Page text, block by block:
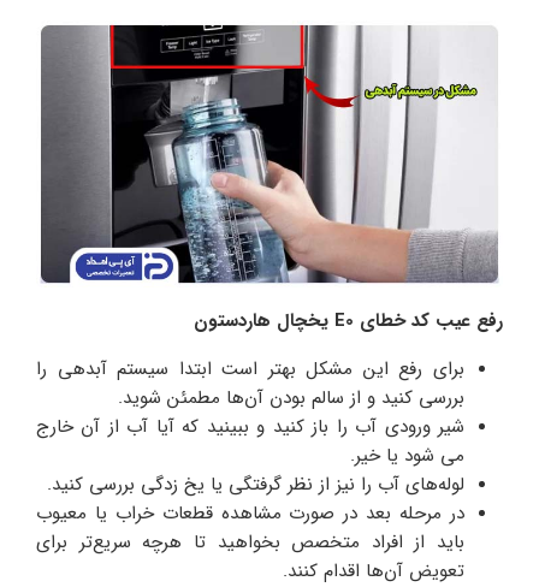
رفع عیب کد خطای E0 یخچال هاردستون
برای رفع این مشکل بهتر است ابتدا سیستم آبدهی را
بررسی کنید و از سالم بودن آن‌ها مطمئن شوید.
شیر ورودی آب را باز کنید و ببینید که آیا آب از آن خارج
می شود یا خیر.
لوله‌های آب را نیز از نظر گرفتگی یا یخ زدگی بررسی کنید.
در مرحله بعد در صورت مشاهده قطعات خراب یا معیوب
باید از افراد متخصص بخواهید تا هرچه سریع‌تر برای
تعویض آن‌ها اقدام کنند.